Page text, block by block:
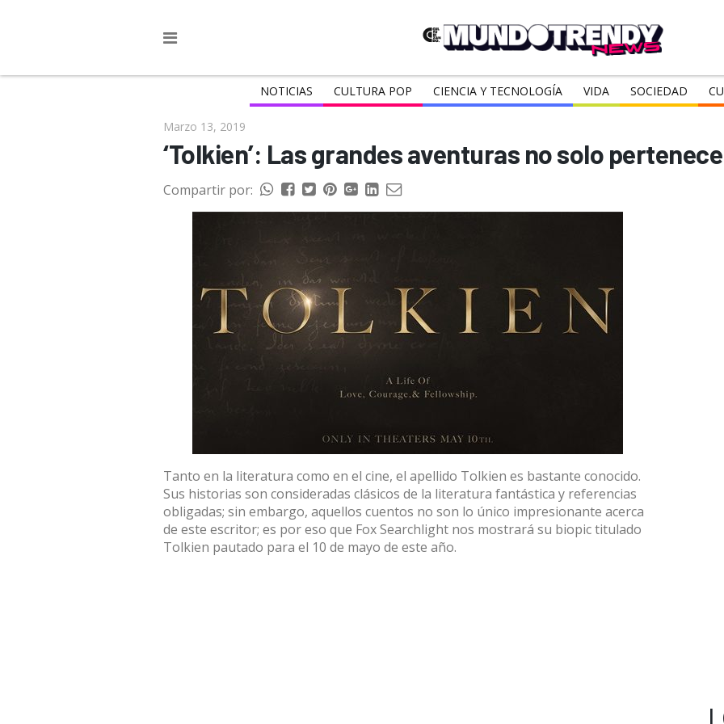
NOTICIAS CULTURA POP CIENCIA Y TECNOLOGÍA VIDA SOCIEDAD
Marzo 13, 2019
‘Tolkien’: Las grandes aventuras no solo
Compartir por:
Tanto en la literatura como en el cine, el apellido Tolkien es bastante conocido.
Sus historias son consideradas clásicos de la literatura fantástica y referencias
obligadas; sin embargo, aquellos cuentos no son lo único impresionante acerca
de este escritor; es por eso que Fox Searchlight nos mostrará su biopic titulado
Tolkien pautado para el 10 de mayo de este año.